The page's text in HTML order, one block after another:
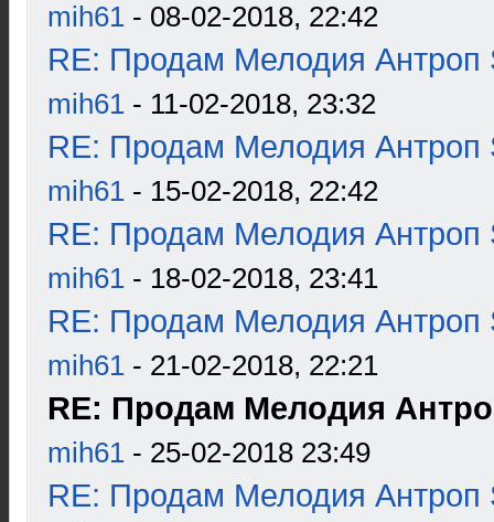
mih61 - 08-02-2018, 22:42
RE: Продам Мелодия Антроп
mih61 - 11-02-2018, 23:32
RE: Продам Мелодия Антроп
mih61 - 15-02-2018, 22:42
RE: Продам Мелодия Антроп
mih61 - 18-02-2018, 23:41
RE: Продам Мелодия Антроп
mih61 - 21-02-2018, 22:21
RE: Продам Мелодия
mih61 - 25-02-2018 23:49
RE: Продам Мелодия Антроп